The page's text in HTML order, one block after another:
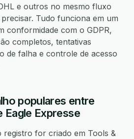
e outros no mesmo fluxo
Tudo funciona em um
conformidade com o GDPR,
completos, tentativas
de falha e controle de acesso
populares entre
Eagle Expresse
for criado em Tools &